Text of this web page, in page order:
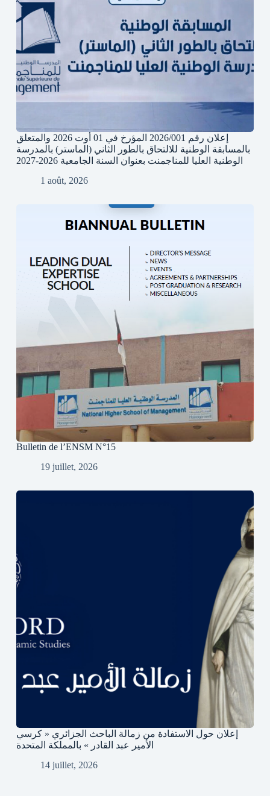
إعلان رقم 2026/001 المؤرخ في 01 أوت 2026 والمتعلق
بالمسابقة الوطنية للالتحاق بالطور الثاني (الماستر) بالمدرسة
الوطنية العليا للمناجمنت بعنوان السنة الجامعية 2026-2027
1 août, 2026
Bulletin de l’ENSM N°15
19 juillet, 2026
إعلان حول الاستفادة من زمالة الباحث الجزائري « كرسي
الأمير عبد القادر » بالمملكة المتحدة
14 juillet, 2026